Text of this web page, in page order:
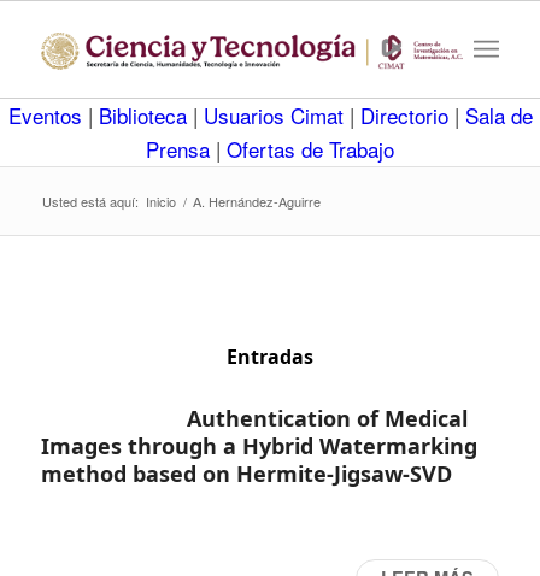
Eventos | Biblioteca | Usuarios Cimat | Directorio | Sala de
Prensa | Ofertas de Trabajo
Usted está aquí: Inicio / A. Hernández-Aguirre
Entradas
Authentication of Medical
Images through a Hybrid Watermarking
method based on Hermite-Jigsaw-SVD